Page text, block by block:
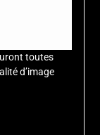
toutes
d’image